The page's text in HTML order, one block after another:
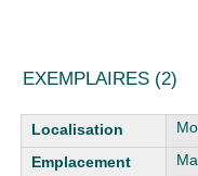
EXEMPLAIRES (2)
Liste des exemplaires